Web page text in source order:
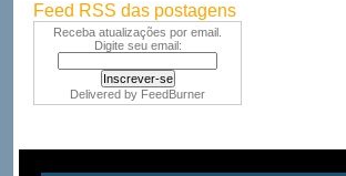
Feed RSS das postagens
Receba atualizações por email.
Digite seu email:
Delivered by FeedBurner